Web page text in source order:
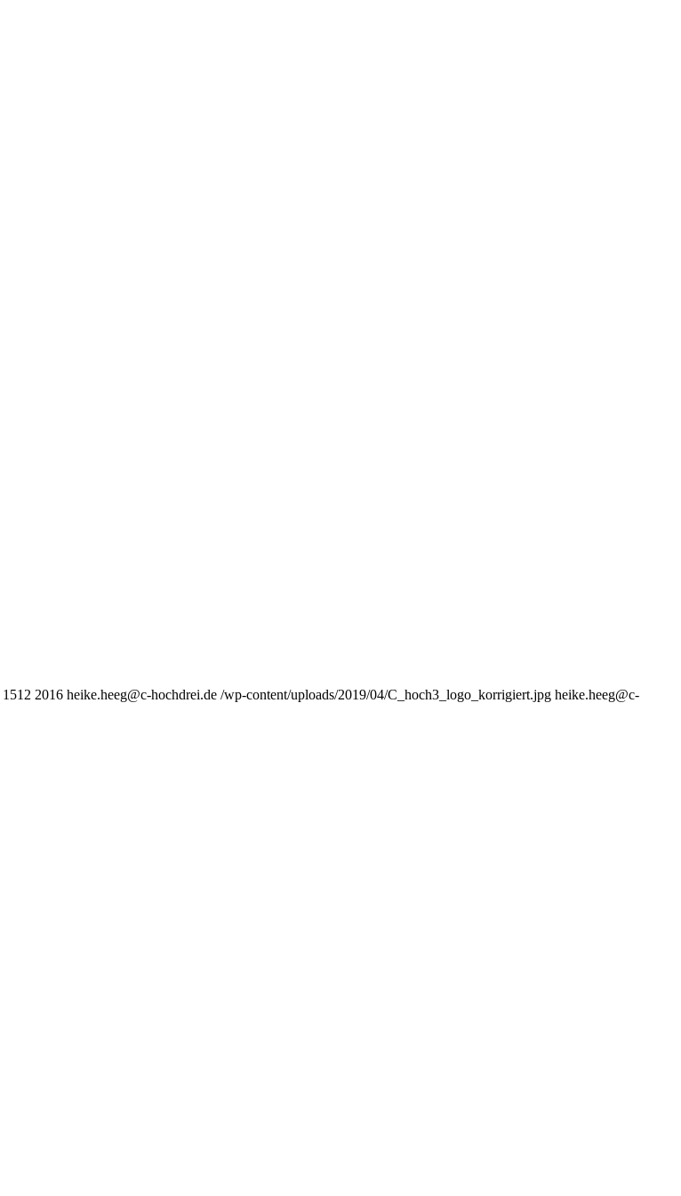
1512 2016 heike.heeg@c-hochdrei.de /wp-content/uploads/2019/04/C_hoch3_logo_korrigiert.jpg heike.heeg@c-